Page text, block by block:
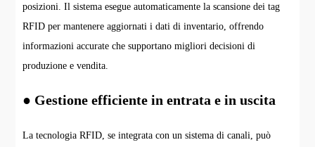
posizioni. Il sistema esegue automaticamente la scansione dei tag
RFID per mantenere aggiornati i dati di inventario, offrendo
informazioni accurate che supportano migliori decisioni di
produzione e vendita.
● Gestione efficiente in entrata e in uscita
La tecnologia RFID, se integrata con un sistema di canali, può